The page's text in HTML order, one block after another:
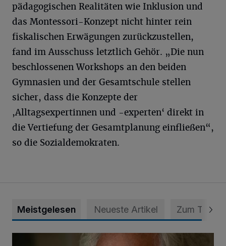
pädagogischen Realitäten wie Inklusion und
das Montessori-Konzept nicht hinter rein
fiskalischen Erwägungen zurückzustellen,
fand im Ausschuss letztlich Gehör. „Die nun
beschlossenen Workshops an den beiden
Gymnasien und der Gesamtschule stellen
sicher, dass die Konzepte der
,Alltagsexpertinnen und -experten‘ direkt in
die Vertiefung der Gesamtplanung einfließen“,
so die Sozialdemokraten.
Meistgelesen Neueste Artikel Zum Thema
Konrad Beikircher verstorben